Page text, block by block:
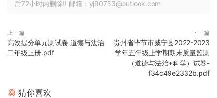
后72小时内删除!! 邮箱：yj90753@outlook.com
上一篇
高效提分单元测试卷 道德与法治
二年级上册.pdf
下一篇
贵州省毕节市威宁县2022-2023
学年五年级上学期期末质量监测
（道德与法治+科学）试卷-
f34c49e2332b.pdf
猜你喜欢